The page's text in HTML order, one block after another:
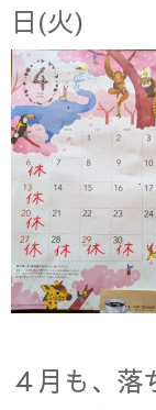
日(火)
４月も、落